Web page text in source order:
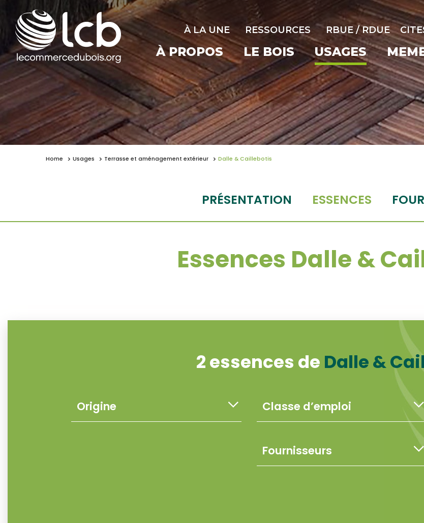
À LA UNE RESSOURCES RBUE / RDUE
À PROPOS LE BOIS USAGES
Home Usages Terrasse et aménagement extérieur Dalle & Caillebotis
PRÉSENTATION ESSENCES
Essences Dalle &
2 essences de Dalle &